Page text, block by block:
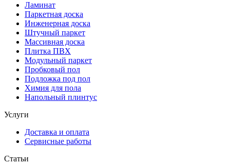
Ламинат
Паркетная доска
Инженерная доска
Штучный паркет
Массивная доска
Плитка ПВХ
Модульный паркет
Пробковый пол
Подложка под пол
Химия для пола
Напольный плинтус
Услуги
Доставка и оплата
Сервисные работы
Статьи